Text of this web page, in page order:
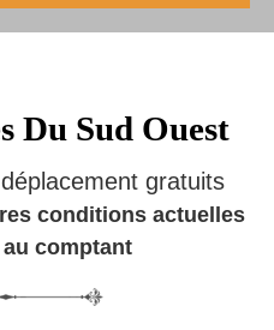
Du Sud Ouest
gratuits
conditions actuelles
comptant